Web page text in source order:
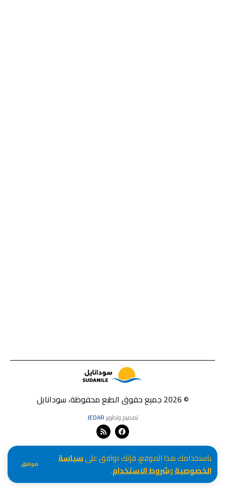
باستخدامك هذا الموقع، فإنك توافق علىسياسة
الخصوصيةوشروط الاستخدام. موافق
© 2026 جميع حقوق الطبع محفوظة، سودانايل
تصميم وتطويرJEDAR